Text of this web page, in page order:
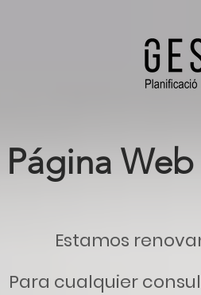
Página
Estamos
Para cualquier